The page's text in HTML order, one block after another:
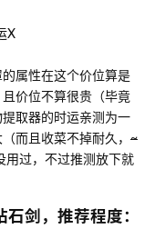
X
属性在这个价位算是
价位不算很贵（毕竟
取器的时运亲测为一
而且收菜不掉耐久， ~
用过，不过推测放下就
剑，推荐程度：